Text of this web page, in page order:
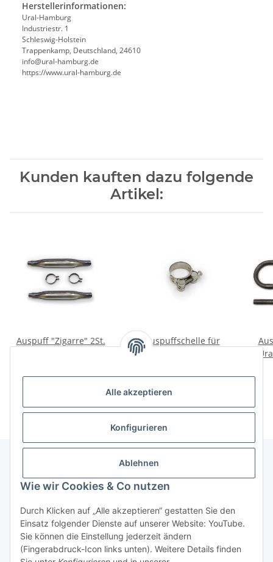
Alle akzeptieren
Konfigurieren
Ablehnen
Wie wir Cookies & Co nutzen
Durch Klicken auf „Alle akzeptieren“ gestatten Sie den
Einsatz folgender Dienste auf unserer Website: YouTube.
Sie können die Einstellung jederzeit ändern
(Fingerabdruck-Icon links unten). Weitere Details finden
Herstellerinformationen:
Ural-Hamburg
Industriestr. 1
Schleswig-Holstein
Trappenkamp, Deutschland, 24610
info@ural-hamburg.de
https://www.ural-hamburg.de
Kunden kauften dazu folgende
Artikel:
Auspuff "Zigarre" 2St.
Auspuffschelle für
Fischschwanzauspuffanlage.
Informationen
Gesetzliche Informationen
Widerrufsbutton